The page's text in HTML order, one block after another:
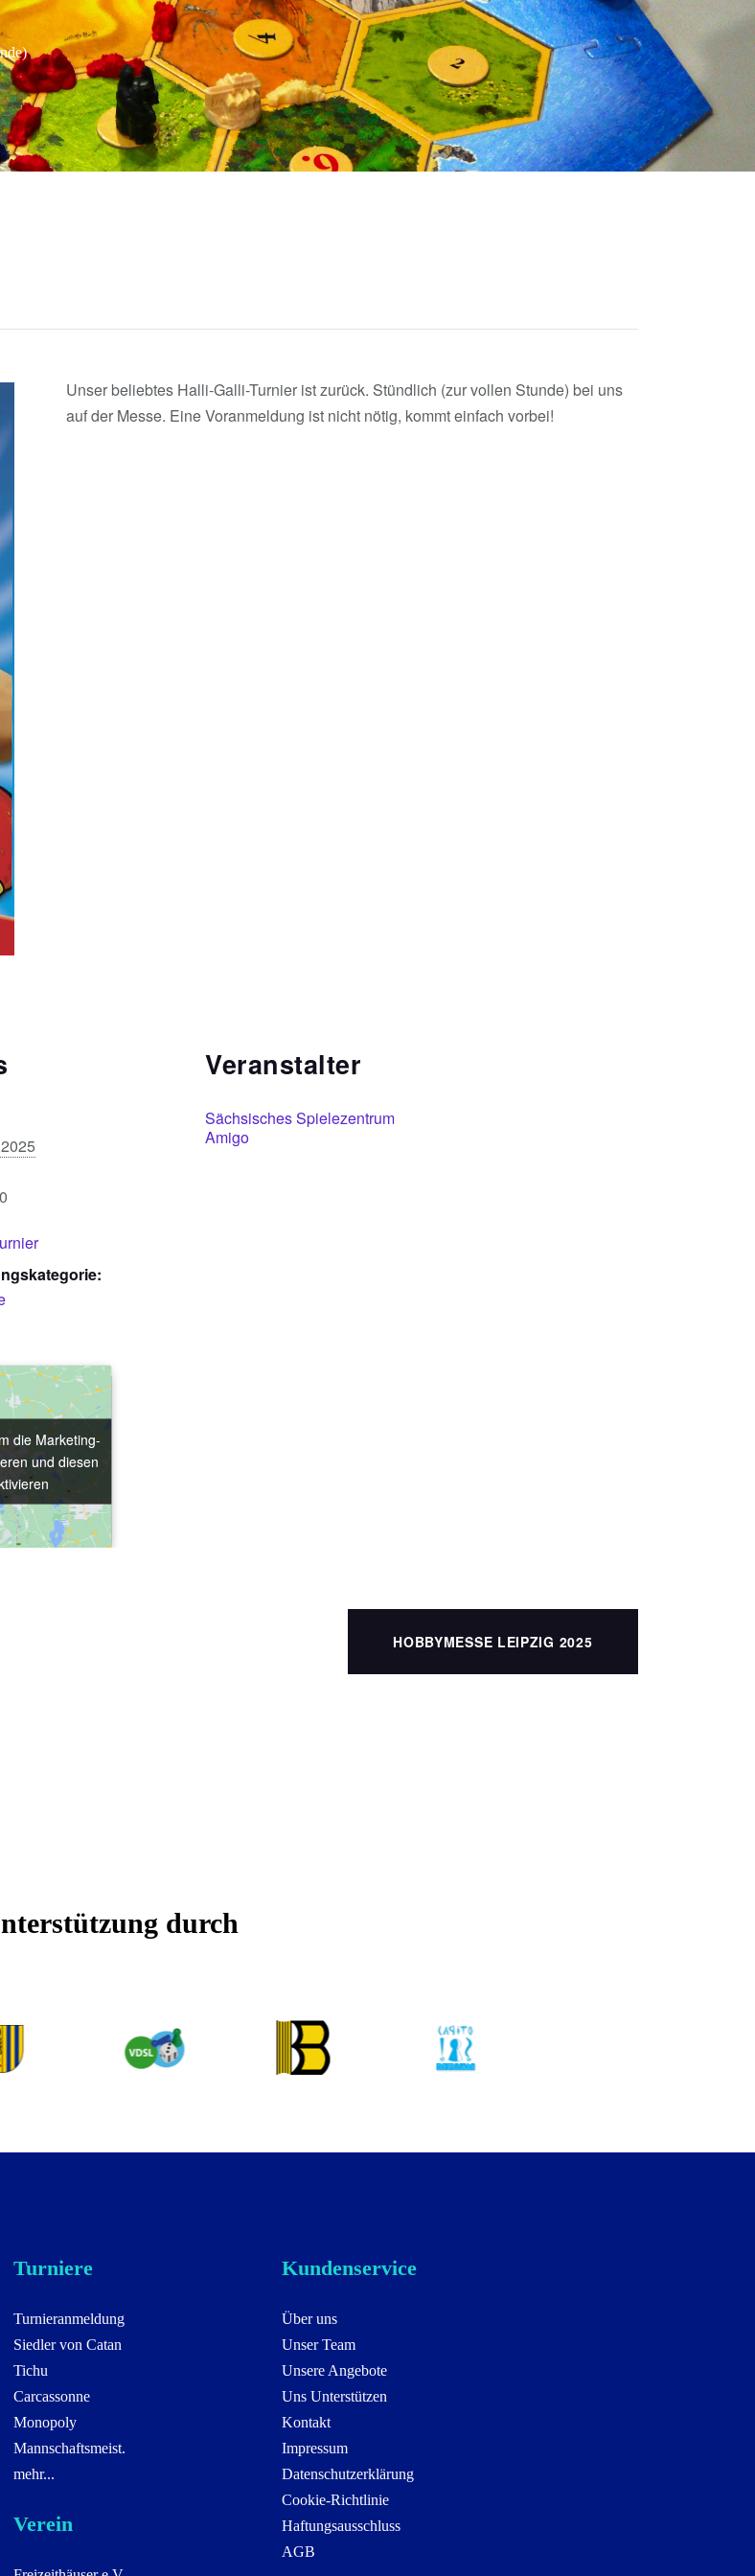
Unser beliebtes Halli-Galli-Turnier ist zurück. Stündlich (zur vollen Stunde) bei uns
auf der Messe. Eine Voranmeldung ist nicht nötig, kommt einfach vorbei!
Veranstalter
Sächsisches Spielezentrum
Amigo
die Marketing-
und diesen
die Marketing-
und diesen
HOBBYMESSE LEIPZIG 2025
durch
Turniere
Turnieranmeldung
Siedler von Catan
Tichu
Carcassonne
Monopoly
Mannschaftsmeist.
mehr...
Verein
Kundenservice
Über uns
Unser Team
Unsere Angebote
Uns Unterstützen
Kontakt
Impressum
Datenschutzerklärung
Cookie-Richtlinie
Haftungsausschluss
AGB